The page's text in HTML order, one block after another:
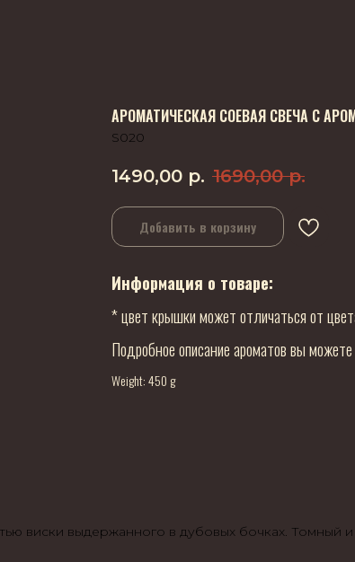
АРОМАТИЧЕСКАЯ СОЕВАЯ СВЕЧА С
S020
1490,00 р. 1690,00 р.
Добавить в корзину
Информация о товаре:
* цвет крышки может отличаться от
Подробное описание ароматов вы
Weight: 450 g
виски выдержанного в дубовых бочках. Томный